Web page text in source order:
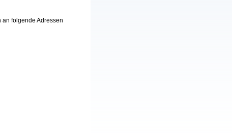
folgende Adressen